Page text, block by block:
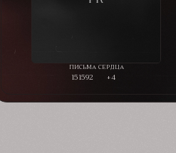
151592 +4